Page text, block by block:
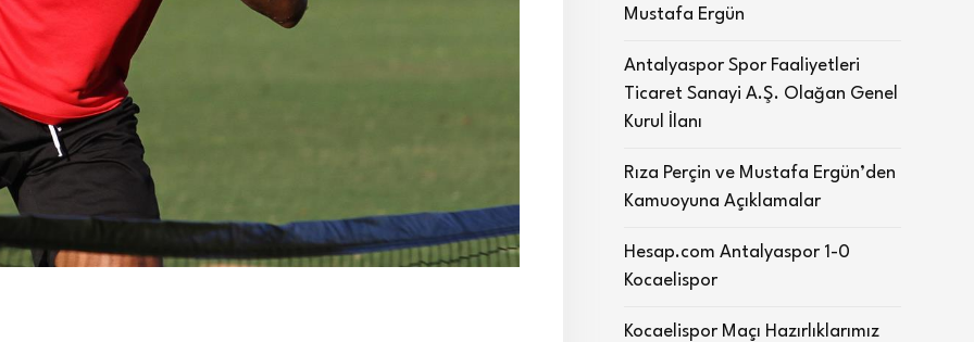
Mustafa Ergün
Antalyaspor Spor Faaliyetleri
Ticaret Sanayi A.Ş. Olağan Genel
Kurul İlanı
Rıza Perçin ve Mustafa Ergün’den
Kamuoyuna Açıklamalar
Hesap.com Antalyaspor 1-0
Kocaelispor
Kocaelispor Maçı Hazırlıklarımız